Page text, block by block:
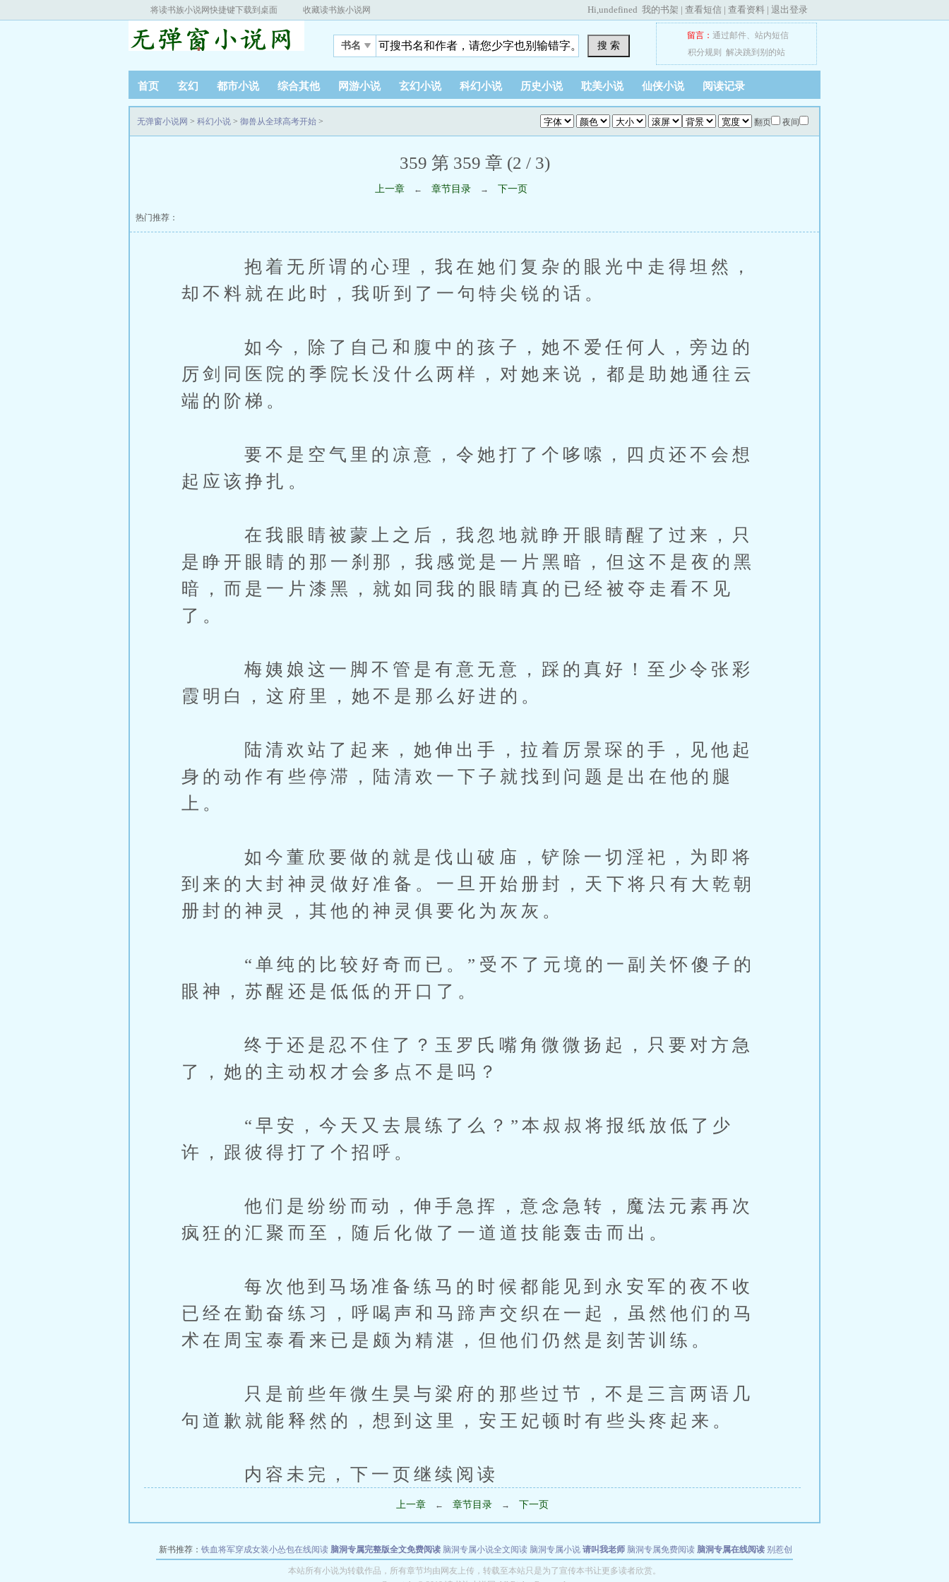
将读书族小说网快捷键下载到桌面 收藏读书族小说网 Hi,undefined 我的书架 | 查看短信 | 查看资料 | 退出登录
书名 搜 索
留言： 通过邮件、 站内短信
积分规则
解决跳到别的站
首页 玄幻 都市小说 综合其他 网游小说 玄幻小说 科幻小说 历史小说 耽美小说 仙侠小说 阅读记录
翻页 夜间
无弹窗小说网 > 科幻小说 > 御兽从全球高考开始 >
359 第 359 章 (2 / 3)
上一章 ← 章节目录 → 下一页
热门推荐：
抱着无所谓的心理，我在她们复杂的眼光中走得坦然，
却不料就在此时，我听到了一句特尖锐的话。
如今，除了自己和腹中的孩子，她不爱任何人，旁边的
厉剑同医院的季院长没什么两样，对她来说，都是助她通往云
端的阶梯。
要不是空气里的凉意，令她打了个哆嗦，四贞还不会想
起应该挣扎。
在我眼睛被蒙上之后，我忽地就睁开眼睛醒了过来，只
是睁开眼睛的那一刹那，我感觉是一片黑暗，但这不是夜的黑
暗，而是一片漆黑，就如同我的眼睛真的已经被夺走看不见
了。
梅姨娘这一脚不管是有意无意，踩的真好！至少令张彩
霞明白，这府里，她不是那么好进的。
陆清欢站了起来，她伸出手，拉着厉景琛的手，见他起
身的动作有些停滞，陆清欢一下子就找到问题是出在他的腿
上。
如今董欣要做的就是伐山破庙，铲除一切淫祀，为即将
到来的大封神灵做好准备。一旦开始册封，天下将只有大乾朝
册封的神灵，其他的神灵俱要化为灰灰。
“单纯的比较好奇而已。”受不了元境的一副关怀傻子的
眼神，苏醒还是低低的开口了。
终于还是忍不住了？玉罗氏嘴角微微扬起，只要对方急
了，她的主动权才会多点不是吗？
“早安，今天又去晨练了么？”本叔叔将报纸放低了少
许，跟彼得打了个招呼。
他们是纷纷而动，伸手急挥，意念急转，魔法元素再次
疯狂的汇聚而至，随后化做了一道道技能轰击而出。
每次他到马场准备练马的时候都能见到永安军的夜不收
已经在勤奋练习，呼喝声和马蹄声交织在一起，虽然他们的马
术在周宝泰看来已是颇为精湛，但他们仍然是刻苦训练。
只是前些年微生昊与梁府的那些过节，不是三言两语几
句道歉就能释然的，想到这里，安王妃顿时有些头疼起来。
内容未完，下一页继续阅读
上一章 ← 章节目录 → 下一页
新书推荐： 铁血将军穿成女装小怂包在线阅读 脑洞专属完整版全文免费阅读 脑洞专属小说全文阅读 脑洞专属小说 请叫我老师 脑洞专属免费阅读 脑洞专属在线阅读 别惹创
世者 穿书第一天就结婚小说全文阅读
本站所有小说为转载作品，所有章节均由网友上传，转载至本站只是为了宣传本书让更多读者欣赏。